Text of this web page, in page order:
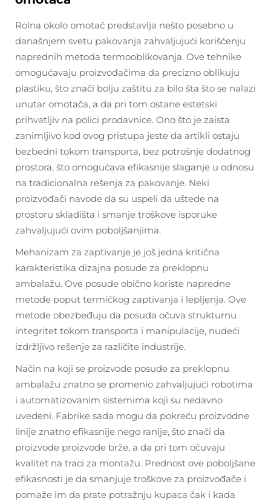
Rolna okolo omotač predstavlja nešto posebno u
današnjem svetu pakovanja zahvaljujući korišćenju
naprednih metoda termooblikovanja. Ove tehnike
omogućavaju proizvođačima da precizno oblikuju
plastiku, što znači bolju zaštitu za bilo šta što se nalazi
unutar omotača, a da pri tom ostane estetski
prihvatljiv na polici prodavnice. Ono što je zaista
zanimljivo kod ovog pristupa jeste da artikli ostaju
bezbedni tokom transporta, bez potrošnje dodatnog
prostora, što omogućava efikasnije slaganje u odnosu
na tradicionalna rešenja za pakovanje. Neki
proizvođači navode da su uspeli da uštede na
prostoru skladišta i smanje troškove isporuke
zahvaljujući ovim poboljšanjima.
Mehanizam za zaptivanje je još jedna kritična
karakteristika dizajna posude za preklopnu
ambalažu. Ove posude obično koriste napredne
metode poput termičkog zaptivanja i lepljenja. Ove
metode obezbeđuju da posuda očuva strukturnu
integritet tokom transporta i manipulacije, nudeći
izdržljivo rešenje za različite industrije.
Način na koji se proizvode posude za preklopnu
ambalažu znatno se promenio zahvaljujući robotima
i automatizovanim sistemima koji su nedavno
uvedeni. Fabrike sada mogu da pokreću proizvodne
linije znatno efikasnije nego ranije, što znači da
proizvode proizvode brže, a da pri tom očuvaju
kvalitet na traci za montažu. Prednost ove poboljšane
efikasnosti je da smanjuje troškove za proizvođače i
pomaže im da prate potražnju kupaca čak i kada